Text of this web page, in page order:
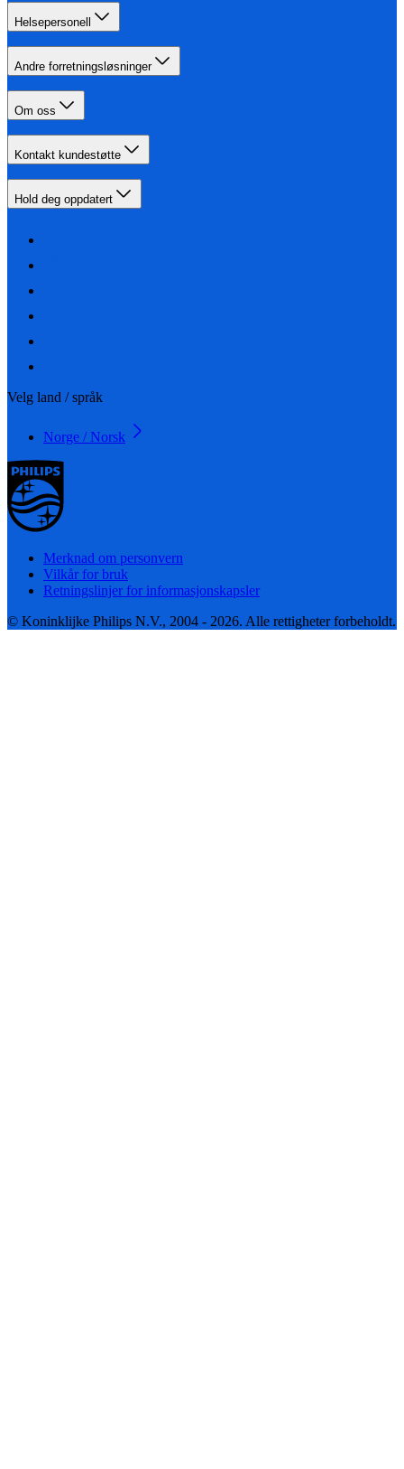
Helsepersonell
Andre forretningsløsninger
Om oss
Kontakt kundestøtte
Hold deg oppdatert
Velg land / språk
Norge / Norsk
Merknad om personvern
Vilkår for bruk
Retningslinjer for informasjonskapsler
© Koninklijke Philips N.V., 2004 - 2026. Alle rettigheter forbeholdt.